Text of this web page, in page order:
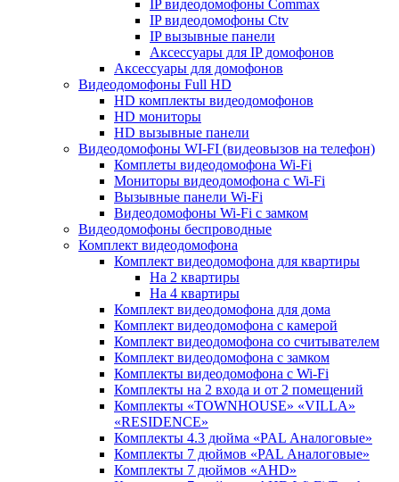
IP видеодомофоны Commax
IP видеодомофоны Ctv
IP вызывные панели
Аксессуары для IP домофонов
Аксессуары для домофонов
Видеодомофоны Full HD
HD комплекты видеодомофонов
HD мониторы
HD вызывные панели
Видеодомофоны WI-FI (видеовызов на телефон)
Комплеты видеодомофона Wi-Fi
Мониторы видеодомофона с Wi-Fi
Вызывные панели Wi-Fi
Видеодомофоны Wi-Fi с замком
Видеодомофоны беспроводные
Комплект видеодомофона
Комплект видеодомофона для квартиры
На 2 квартиры
На 4 квартиры
Комплект видеодомофона для дома
Комплект видеодомофона с камерой
Комплект видеодомофона со считывателем
Комплект видеодомофона c замком
Комплекты видеодомофона с Wi-Fi
Комплекты на 2 входа и от 2 помещений
Комплекты «TOWNHOUSE» «VILLA»
«RESIDENCE»
Комплекты 4.3 дюйма «PAL Аналоговые»
Комплекты 7 дюймов «PAL Аналоговые»
Комплекты 7 дюймов «AHD»